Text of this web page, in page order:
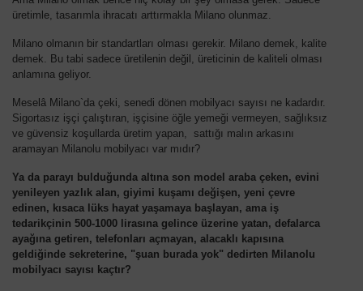
üretimle, tasarımla ihracatı arttırmakla Milano olunmaz.
Milano olmanın bir standartları olması gerekir. Milano demek, kalite
demek. Bu tabi sadece üretilenin değil, üreticinin de kaliteli olması
anlamına geliyor.
Meselâ Milano`da çeki, senedi dönen mobilyacı sayısı ne kadardır.
Sigortasız işçi çalıştıran, işçisine öğle yemeği vermeyen, sağlıksız
ve güvensiz koşullarda üretim yapan, sattığı malın arkasını
aramayan Milanolu mobilyacı var mıdır?
Ya da parayı bulduğunda altına son model araba çeken, evini
yenileyen yazlık alan, giyimi kuşamı değişen, yeni çevre
edinen, kısaca lüks hayat yaşamaya başlayan, ama iş
tedarikçinin 500-1000 lirasına gelince üzerine yatan, defalarca
ayağına getiren, telefonları açmayan, alacaklı kapısına
geldiğinde sekreterine, "şuan burada yok" dedirten Milanolu
mobilyacı sayısı kaçtır?